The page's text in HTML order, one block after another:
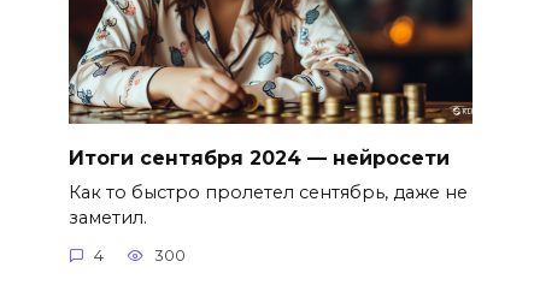
Итоги сентября 2024 — нейросети
Как то быстро пролетел сентябрь, даже не
заметил.
4 300